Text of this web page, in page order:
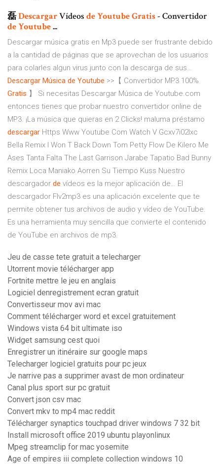
磊DescargarVídeos deYoutubeGratis- Convertidor
deYoutube...
Descargar música gratis en Mp3 puede ser frustrante debido
a la cantidad de páginas que se aprovechan de los usuarios
para colarles algun virus junto con la descarga de sus…
Descargar Música de Youtube >>【 Convertidor MP3 100%
Gratis 】
Si necesitas Descargar Música de Youtube.com
entonces tienes que probar nuestro convertidor online de
MP3. ¡La música que quieras en 2 Clicks! maluma préstamo
descargar Https Www Youtube Com Watch V Gcxv7i02lxc
Bella Remix I Won T Back Down Tom Petty Flow De Kilero Me
Ases Tanta Falta The Last Garrison Jarabe Tapatio Bad Bunny
Remix Loca Maniako Aorren Su Tiempo Kuss Nuestro
descargador de vídeos es la mejor aplicación de… El
descargador Flv2mp3 es una aplicación excelente que te
permite obtener tus archivos de audio y vídeo de YouTube.
Es una herramienta muy sencilla que convierte el contenido
de YouTube en archivos de mp3.
Jeu de casse tete gratuit a telecharger
Utorrent movie télécharger app
Fortnite mettre le jeu en anglais
Logiciel denregistrement ecran gratuit
Convertisseur mov avi mac
Comment télécharger word et excel gratuitement
Windows vista 64 bit ultimate iso
Widget samsung cest quoi
Enregistrer un itinéraire sur google maps
Telecharger logiciel gratuits pour pc jeux
Je narrive pas a supprimer avast de mon ordinateur
Canal plus sport sur pc gratuit
Convert json csv mac
Convert mkv to mp4 mac reddit
Télécharger synaptics touchpad driver windows 7 32 bit
Install microsoft office 2019 ubuntu playonlinux
Mpeg streamclip for mac yosemite
Age of empires iii complete collection windows 10